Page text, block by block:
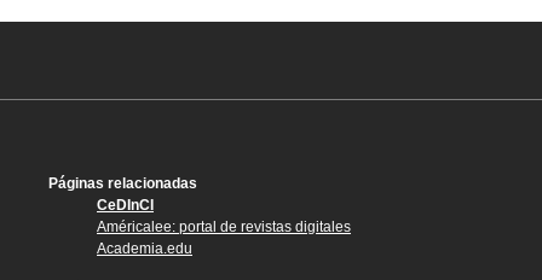
Páginas relacionadas
CeDInCI
Américalee: portal de revistas digitales
Academia.edu